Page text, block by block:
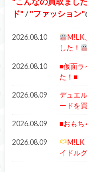
ド
/ ファッション
2026.08.10
M!LK
した！
2026.08.10
■仮面ラ
た！■
2026.08.09
デュエ
ードを
2026.08.09 ■おもち
2026.08.09
M!LK
イドル